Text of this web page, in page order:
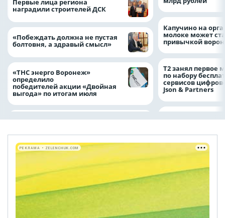
Первые лица региона
наградили строителей ДСК
«Побеждать должна не пустая
болтовня, а здравый смысл»
«ТНС энерго Воронеж»
определило
победителей акции «Двойная
выгода» по итогам июля
Капучино на
молоке может
привычкой
Т2 занял первое
по набору
сервисов
Json & Partners
РЕКЛАМА • ZELENCHUK.COM